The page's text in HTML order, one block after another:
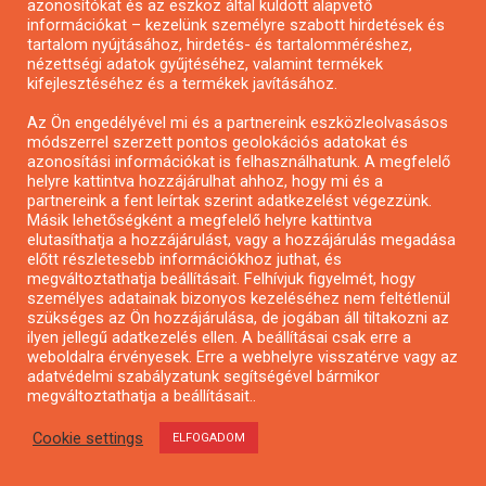
eszközök, gépek beszerzése – Ingatlan beruházás:
korszerűsítés, bővítés
SZOLGÁLTATÁSOK
Pályázatírás
Pályázati Előminősítés
Pályázati tanácsadás
Pályázatírás vállalkozásoknak
Mezőgazdasági pályázatírás
Pályázatírás magánszemélyeknek
Pályázatírás civil szervezeteknek
Pályázatírás önkormányzatoknak
Pályázatfigyelés
Specifikus pályázatfigyelés vagy hírlevél
azonosítókat és az eszköz által küldött alapvető
információkat – kezelünk személyre szabott hirdetések és
tartalom nyújtásához, hirdetés- és tartalomméréshez,
nézettségi adatok gyűjtéséhez, valamint termékek
kifejlesztéséhez és a termékek javításához.
Az Ön engedélyével mi és a partnereink eszközleolvasásos
módszerrel szerzett pontos geolokációs adatokat és
azonosítási információkat is felhasználhatunk. A megfelelő
helyre kattintva hozzájárulhat ahhoz, hogy mi és a
partnereink a fent leírtak szerint adatkezelést végezzünk.
Másik lehetőségként a megfelelő helyre kattintva
elutasíthatja a hozzájárulást, vagy a hozzájárulás megadása
előtt részletesebb információkhoz juthat, és
megváltoztathatja beállításait. Felhívjuk figyelmét, hogy
személyes adatainak bizonyos kezeléséhez nem feltétlenül
szükséges az Ön hozzájárulása, de jogában áll tiltakozni az
ilyen jellegű adatkezelés ellen. A beállításai csak erre a
weboldalra érvényesek. Erre a webhelyre visszatérve vagy az
adatvédelmi szabályzatunk segítségével bármikor
megváltoztathatja a beállításait..
Cookie settings ELFOGADOM